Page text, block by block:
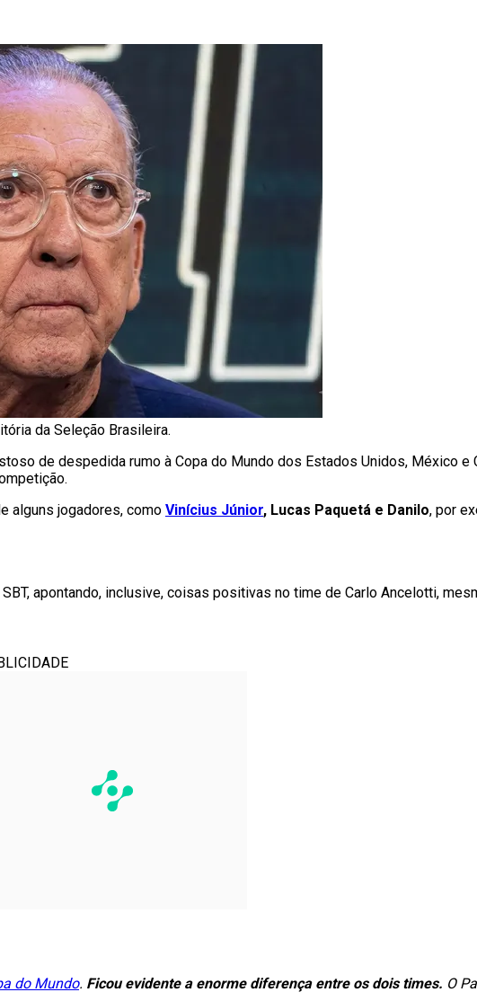
da Seleção Brasileira.
de despedida rumo à Copa do Mundo dos Estados Unidos, México e
alguns jogadores, como Vinícius Júnior, Lucas Paquetá e Danilo, por
SBT, apontando, inclusive, coisas positivas no time de Carlo Ancelotti,
do Mundo. Ficou evidente a enorme diferença entre os dois times. O